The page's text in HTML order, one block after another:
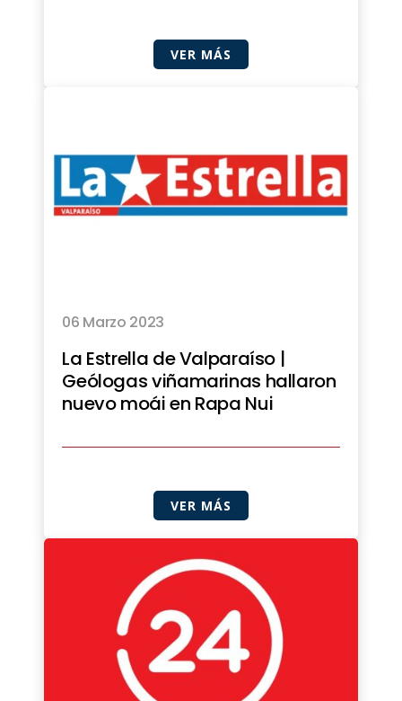
VER MÁS
06 Marzo 2023
La Estrella de Valparaíso |
Geólogas viñamarinas hallaron
nuevo moái en Rapa Nui
VER MÁS